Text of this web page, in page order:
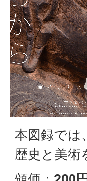
本図録では
歴史と美術